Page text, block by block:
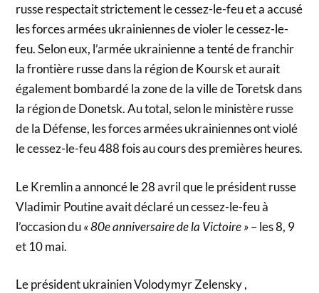
russe respectait strictement le cessez-le-feu et a accusé
les forces armées ukrainiennes de violer le cessez-le-
feu. Selon eux, l’armée ukrainienne a tenté de franchir
la frontière russe dans la région de Koursk et aurait
également bombardé la zone de la ville de Toretsk dans
la région de Donetsk. Au total, selon le ministère russe
de la Défense, les forces armées ukrainiennes ont violé
le cessez-le-feu 488 fois au cours des premières heures.
Le Kremlin a annoncé le 28 avril que le président russe
Vladimir Poutine avait déclaré un cessez-le-feu à
l’occasion du« 80e anniversaire de la Victoire »– les 8, 9
et 10 mai.
Le président ukrainien Volodymyr Zelensky ,